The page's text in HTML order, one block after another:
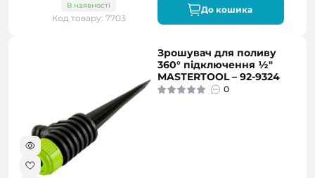
В наявності
Код товару: 7703
До кошика
Зрошувач для поливу
360° підключення ½"
MASTERTOOL – 92-9324
0